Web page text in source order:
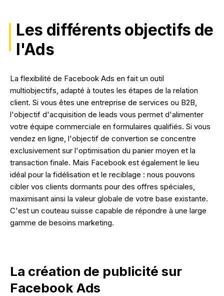
Les différents objectifs de
l'Ads
La flexibilité de Facebook Ads en fait un outil
multiobjectifs, adapté à toutes les étapes de la relation
client. Si vous êtes une entreprise de services ou B2B,
l'objectif d'acquisition de leads vous permet d'alimenter
votre équipe commerciale en formulaires qualifiés. Si vous
vendez en ligne, l'objectif de convertion se concentre
exclusivement sur l'optimisation du panier moyen et la
transaction finale. Mais Facebook est également le lieu
idéal pour la fidélisation et le reciblage : nous pouvons
cibler vos clients dormants pour des offres spéciales,
maximisant ainsi la valeur globale de votre base existante.
C'est un couteau suisse capable de répondre à une large
gamme de besoins marketing.
La création de publicité sur
Facebook Ads